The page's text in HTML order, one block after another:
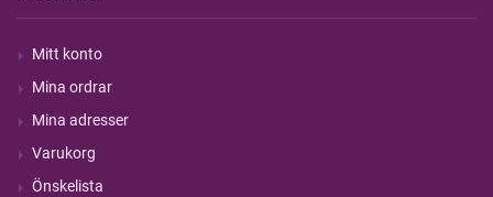
Mitt konto
Mina ordrar
Mina adresser
Varukorg
Önskelista